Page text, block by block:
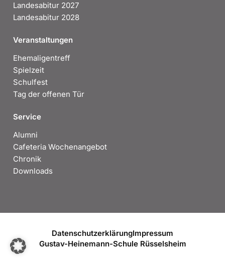
Landesabitur 2027
Landesabitur 2028
Veranstaltungen
Ehemaligentreff
Spielzeit
Schulfest
Tag der offenen Tür
Service
Alumni
Cafeteria Wochenangebot
Chronik
Downloads
DatenschutzerklärungImpressum
Gustav-Heinemann-Schule Rüsselsheim